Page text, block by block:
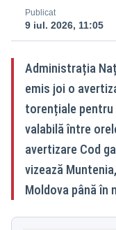
Publicat
9 iul. 2026, 11:05
Administrația
emis joi o
torențiale pentru
valabilă între
avertizare Cod
vizează
Moldova până în